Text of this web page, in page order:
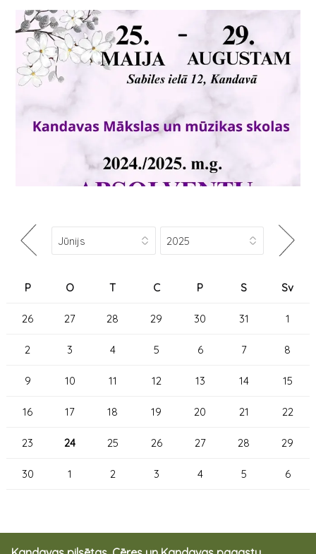
P O T C P S Sv
26 27 28 29 30 31 1
2 3 4 5 6 7 8
9 10 11 12 13 14 15
16 17 18 19 20 21 22
23 24 25 26 27 28 29
30 1 2 3 4 5 6